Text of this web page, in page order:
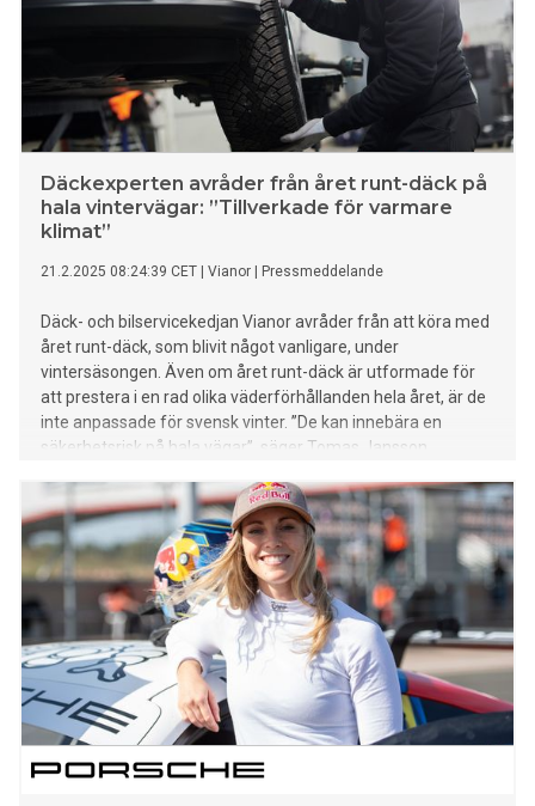
Däckexperten avråder från året runt-däck på
hala vintervägar: ”Tillverkade för varmare
klimat”
21.2.2025 08:24:39 CET Vianor Pressmeddelande
Däck- och bilservicekedjan Vianor avråder från att köra med
året runt-däck, som blivit något vanligare, under
vintersäsongen. Även om året runt-däck är utformade för
att prestera i en rad olika väderförhållanden hela året, är de
inte anpassade för svensk vinter. ”De kan innebära en
säkerhetsrisk på hala vägar”, säger Tomas Jansson,